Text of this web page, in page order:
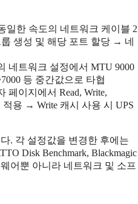
일한 속도의 네트워크 케이블 2
생성 및 해당 포트 할당 → 네
네트워크 설정에서 MTU 9000
등 중간값으로 타협
이지에서 Read, Write,
용 → Write 캐시 사용 시 UPS
. 각 설정값을 변경한 후에는
Disk Benchmark, Blackmagic
어뿐 아니라 네트워크 및 소프